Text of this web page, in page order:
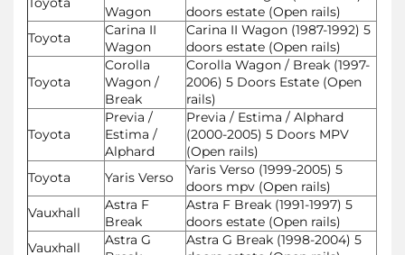
Wagon
doors estate (Open rails)
Toyota
Carina II
Wagon
Carina II Wagon (1987-1992) 5
doors estate (Open rails)
Toyota
Corolla
Wagon /
Break
Corolla Wagon / Break (1997-
2006) 5 Doors Estate (Open
rails)
Toyota
Previa /
Estima /
Alphard
Previa / Estima / Alphard
(2000-2005) 5 Doors MPV
(Open rails)
Toyota
Yaris Verso
Yaris Verso (1999-2005) 5
doors mpv (Open rails)
Vauxhall
Astra F
Break
Astra F Break (1991-1997) 5
doors estate (Open rails)
Vauxhall
Astra G
Astra G Break (1998-2004) 5